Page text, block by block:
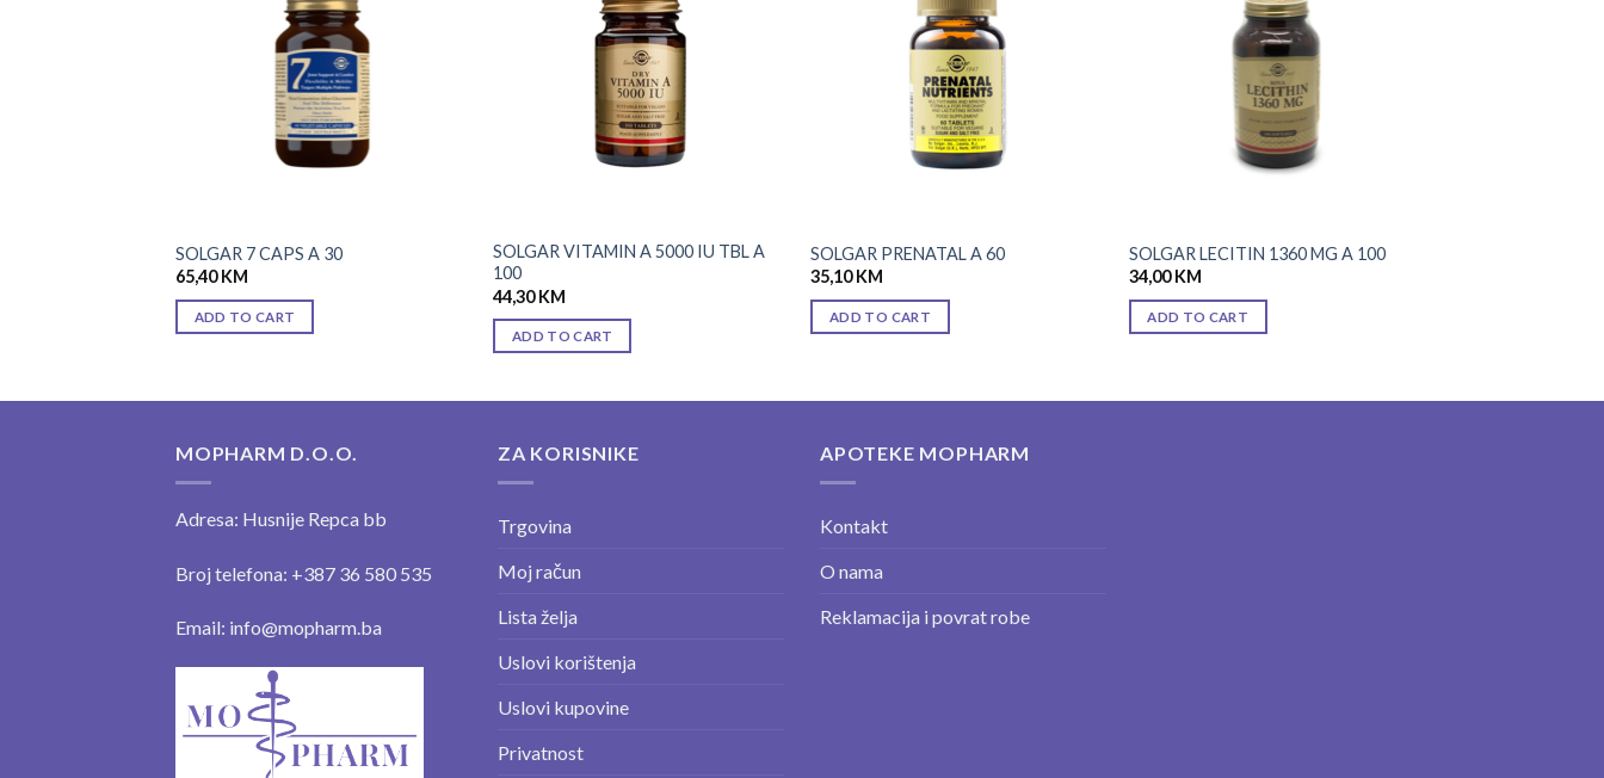
SOLGAR 7 CAPS A 30
65,40 KM
ADD TO CART
SOLGAR VITAMIN A 5000 IU TBL A
100
44,30KM
ADD TO CART
SOLGAR PRENATAL A 60
35,10 KM
ADD TO CART
SOLGAR LECITIN 1360 MG A 100
34,00 KM
ADD TO CART
MOPHARM D.O.O.
Adresa: Husnije Repca bb
Broj telefona: +387 36 580 535
Email: info@mopharm.ba
ZA KORISNIKE
Trgovina
Moj račun
Lista želja
Uslovi korištenja
Uslovi kupovine
Privatnost
APOTEKE MOPHARM
Kontakt
O nama
Reklamacija i povrat robe